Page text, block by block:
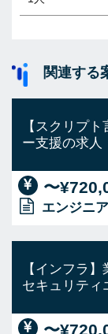
関連する
【スクリプ
ー支援の求人
〜
エンジニア
【インフラ
セキュリティ
〜